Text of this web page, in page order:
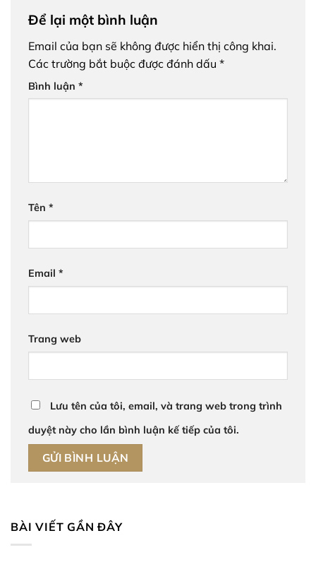
Để lại một bình luận
Email của bạn sẽ không được hiển thị công khai.
Các trường bắt buộc được đánh dấu *
Bình luận *
Tên *
Email *
Trang web
Lưu tên của tôi, email, và trang web trong trình
duyệt này cho lần bình luận kế tiếp của tôi.
BÀI VIẾT GẦN ĐÂY